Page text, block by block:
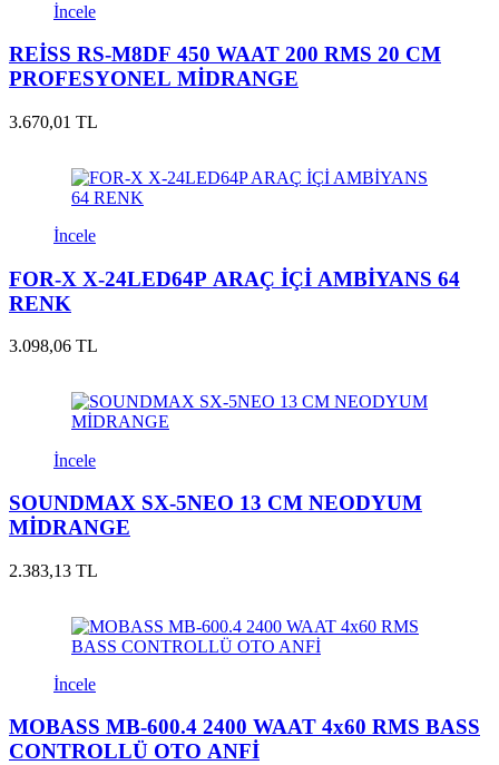
İncele
REİSS RS-M8DF 450 WAAT 200 RMS 20 CM
PROFESYONEL MİDRANGE
3.670,01 TL
İncele
FOR-X X-24LED64P ARAÇ İÇİ AMBİYANS 64
RENK
3.098,06 TL
İncele
SOUNDMAX SX-5NEO 13 CM NEODYUM
MİDRANGE
2.383,13 TL
İncele
MOBASS MB-600.4 2400 WAAT 4x60 RMS BASS
CONTROLLÜ OTO ANFİ